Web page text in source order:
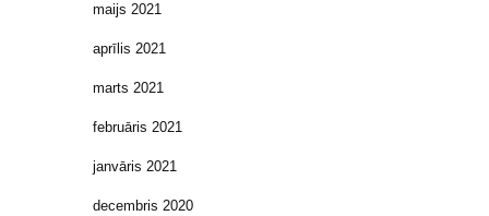
maijs 2021
aprīlis 2021
marts 2021
februāris 2021
janvāris 2021
decembris 2020